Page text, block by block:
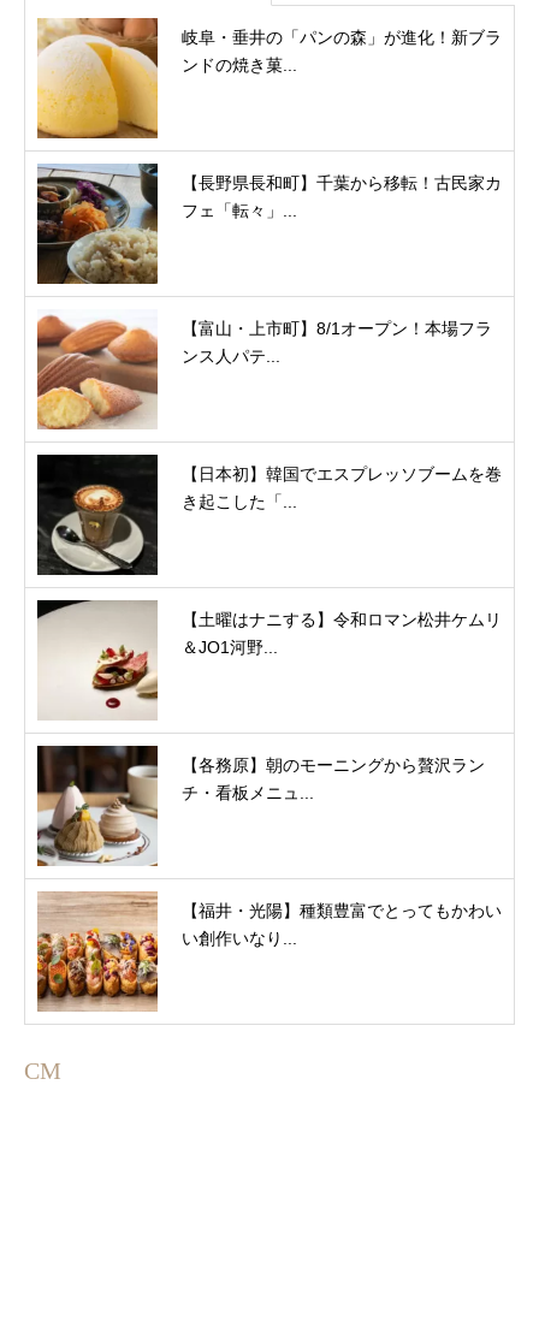
岐阜・垂井の「パンの森」が進化！新ブラ
ンドの焼き菓...
【長野県長和町】千葉から移転！古民家カ
フェ「転々」...
【富山・上市町】8/1オープン！本場フラ
ンス人パテ...
【日本初】韓国でエスプレッソブームを巻
き起こした「...
【土曜はナニする】令和ロマン松井ケムリ
＆JO1河野...
【各務原】朝のモーニングから贅沢ラン
チ・看板メニュ...
【福井・光陽】種類豊富でとってもかわい
い創作いなり...
CM